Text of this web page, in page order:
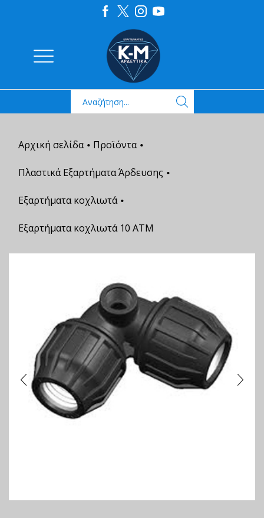
Αρχική σελίδα • Προϊόντα •
Πλαστικά Εξαρτήματα Άρδευσης •
Εξαρτήματα κοχλιωτά •
Εξαρτήματα κοχλιωτά 10 ΑΤΜ